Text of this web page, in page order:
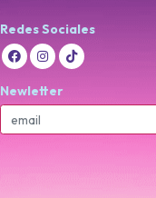
Redes Sociales
Newletter